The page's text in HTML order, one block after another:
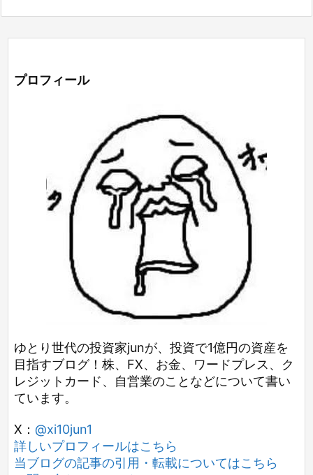
プロフィール
ゆとり世代の投資家junが、投資で1億円の資産を
目指すブログ！株、FX、お金、ワードプレス、ク
レジットカード、自営業のことなどについて書い
ています。
X： @xi10jun1
詳しいプロフィールはこちら
当ブログの記事の引用・転載についてはこちら